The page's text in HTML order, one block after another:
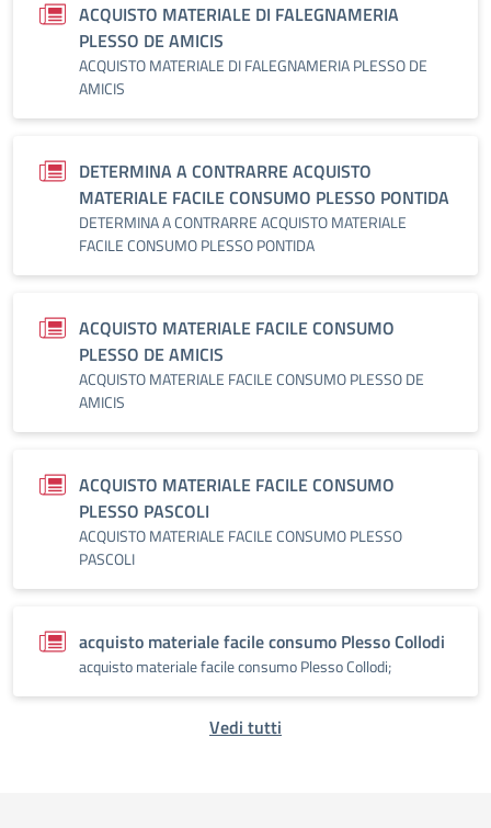
ACQUISTO MATERIALE DI FALEGNAMERIA
PLESSO DE AMICIS
ACQUISTO MATERIALE DI FALEGNAMERIA PLESSO DE
AMICIS
DETERMINA A CONTRARRE ACQUISTO
MATERIALE FACILE CONSUMO PLESSO PONTIDA
DETERMINA A CONTRARRE ACQUISTO MATERIALE
FACILE CONSUMO PLESSO PONTIDA
ACQUISTO MATERIALE FACILE CONSUMO
PLESSO DE AMICIS
ACQUISTO MATERIALE FACILE CONSUMO PLESSO DE
AMICIS
ACQUISTO MATERIALE FACILE CONSUMO
PLESSO PASCOLI
ACQUISTO MATERIALE FACILE CONSUMO PLESSO
PASCOLI
acquisto materiale facile consumo Plesso Collodi
acquisto materiale facile consumo Plesso Collodi;
Vedi tutti